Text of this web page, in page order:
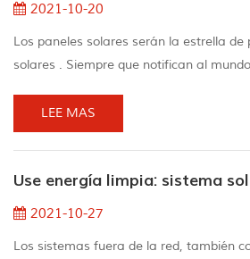
2021-10-20
Los paneles solares serán la estrella de
solares . Siempre que notifican al
está extremadamente preocupado por
poder disminuir la huella de co2 de la
obtenido belleza, pero co...
LEE MAS
Use energía limpia: sistema
2021-10-27
Los sistemas fuera de la red, también